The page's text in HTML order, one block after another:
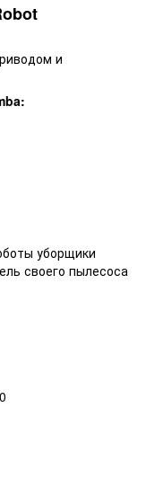
и
уборщики
своего пылесоса